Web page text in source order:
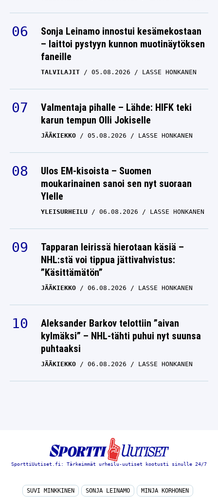
Sonja Leinamo innostui kesämekostaan
– laittoi pystyyn kunnon muotinäytöksen
faneille
TALVILAJIT 05.08.2026 LASSE HONKANEN
Valmentaja pihalle – Lähde: HIFK teki
karun tempun Olli Jokiselle
JÄÄKIEKKO 05.08.2026 LASSE HONKANEN
Ulos EM-kisoista – Suomen
moukarinainen sanoi sen nyt suoraan
Ylelle
YLEISURHEILU 06.08.2026 LASSE HONKANEN
Tapparan leirissä hierotaan käsiä –
NHL:stä voi tippua jättivahvistus:
”Käsittämätön”
JÄÄKIEKKO 06.08.2026 LASSE HONKANEN
Aleksander Barkov telottiin ”aivan
kylmäksi” – NHL-tähti puhui nyt suunsa
puhtaaksi
JÄÄKIEKKO 06.08.2026 LASSE HONKANEN
SporttiUutiset.fi: Tärkeimmät urheilu-uutiset kootusti sinulle 24/7
SUVI MINKKINEN SONJA LEINAMO MINJA KORHONEN